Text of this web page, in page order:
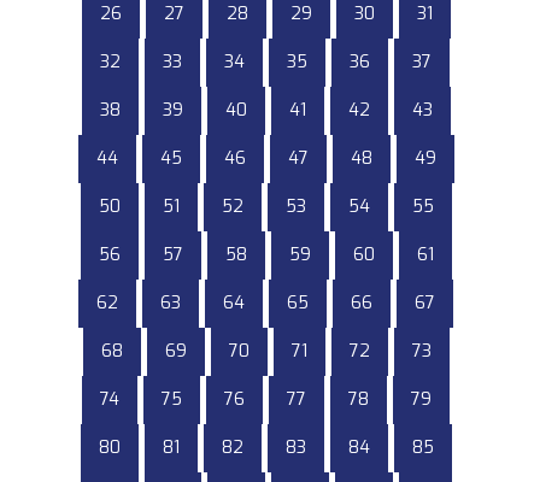
26 27 28 29 30 31
32 33 34 35 36 37
38 39 40 41 42 43
44 45 46 47 48 49
50 51 52 53 54 55
56 57 58 59 60 61
62 63 64 65 66 67
68 69 70 71 72 73
74 75 76 77 78 79
80 81 82 83 84 85